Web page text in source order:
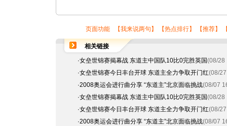
页面功能 【我来说两句 】 【热点排行】 【推荐】
相关链接
·女垒世锦赛揭幕战 东道主中国队10比0完胜英国(08/28
·女垒世锦赛今日丰台开球 东道主全力争取开门红(08/
·2008奥运会进行曲分享 “东道主”北京面临挑战(08/07
·女垒世锦赛揭幕战 东道主中国队10比0完胜英国(08/28
·女垒世锦赛今日丰台开球 东道主全力争取开门红(08/
·2008奥运会进行曲分享 “东道主”北京面临挑战(08/07